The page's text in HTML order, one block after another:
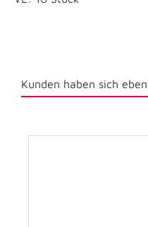
Kunden haben sich